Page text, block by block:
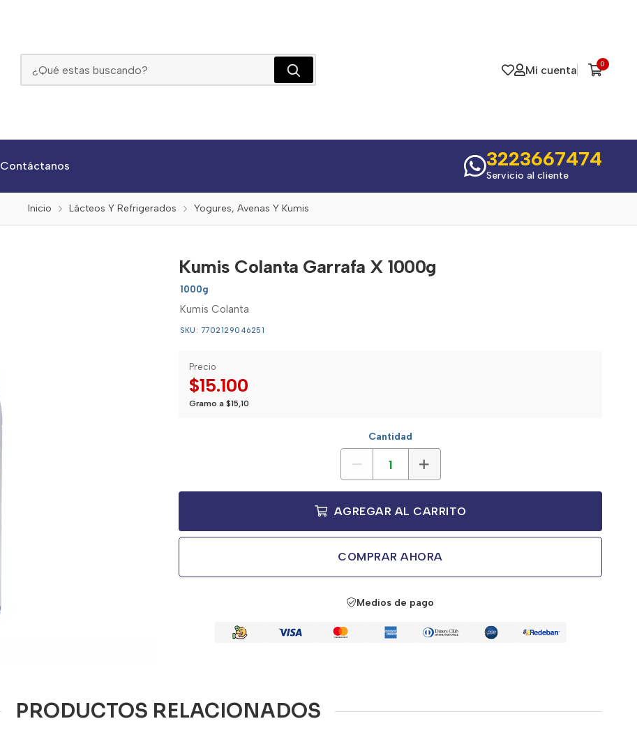
Mi cuenta 0
Contáctanos 3223667474
Servicio al cliente
Inicio Lácteos Y Refrigerados Yogures, Avenas Y Kumis
Kumis Colanta Garrafa X 1000g
1000g
Kumis Colanta
SKU: 7702129046251
Precio
$15.100
Gramo a $15,10
Cantidad
AGREGAR AL CARRITO
COMPRAR AHORA
Medios de pago
PRODUCTOS RELACIONADOS